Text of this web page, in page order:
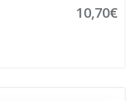
10,70€